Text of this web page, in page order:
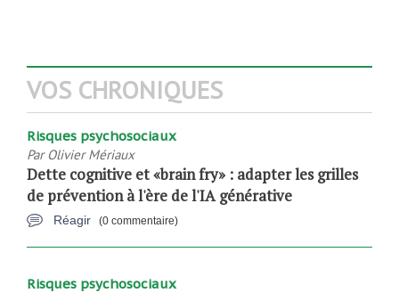
VOS CHRONIQUES
Risques psychosociaux
Par Olivier Mériaux
Dette cognitive et «brain fry» : adapter les grilles
de prévention à l'ère de l'IA générative
Réagir (0 commentaire)
Risques psychosociaux